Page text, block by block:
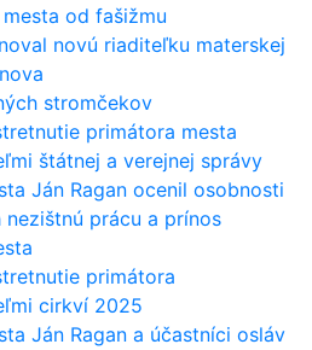
od fašižmu
novú riaditeľku materskej
stromčekov
primátora mesta
štátnej a verejnej správy
Ján Ragan ocenil osobnosti
nezištnú prácu a prínos
primátora
cirkví 2025
Ján Ragan a účastníci osláv